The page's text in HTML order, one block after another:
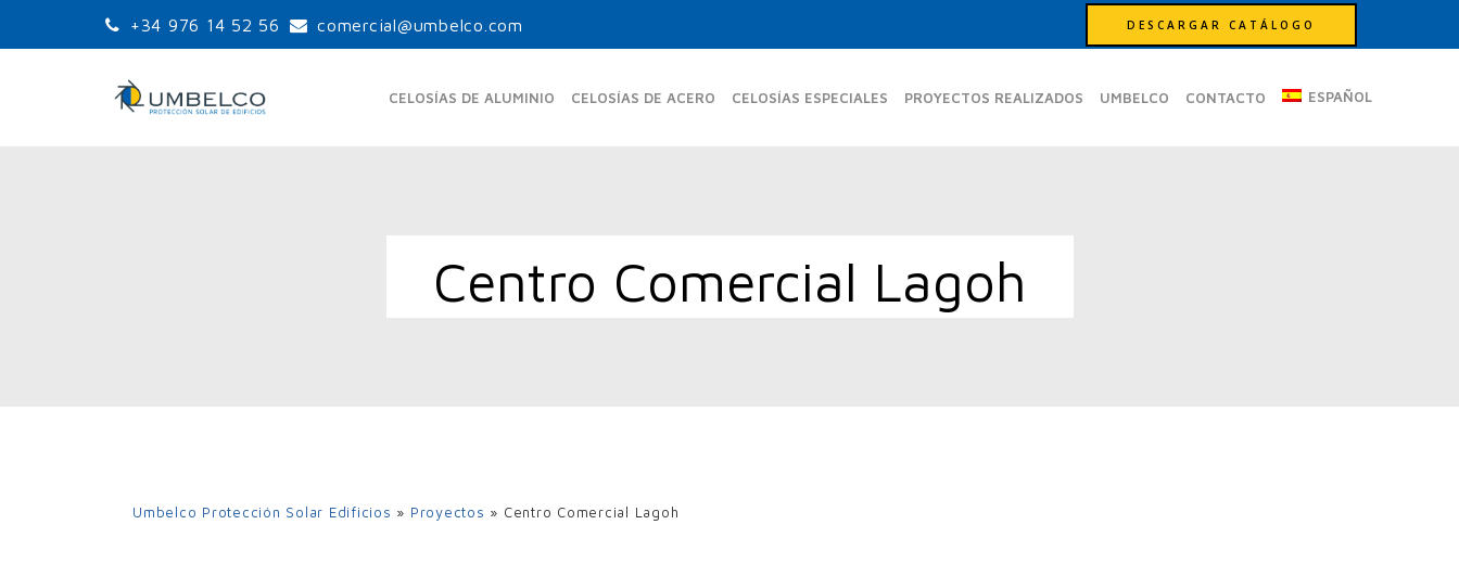
+34 976 14 52 56 comercial@umbelco.com DESCARGAR CATÁLOGO
CELOSÍAS DE ALUMINIO
UPO-350
UPF-105
UPR-150
CELOSÍAS DE ACERO CELOSÍAS ESPECIALES PROYECTOS REALIZADOS UMBELCO CONTACTO ESPAÑOL
Centro Comercial Lagoh
Umbelco Protección Solar Edificios » Proyectos » Centro Comercial Lagoh